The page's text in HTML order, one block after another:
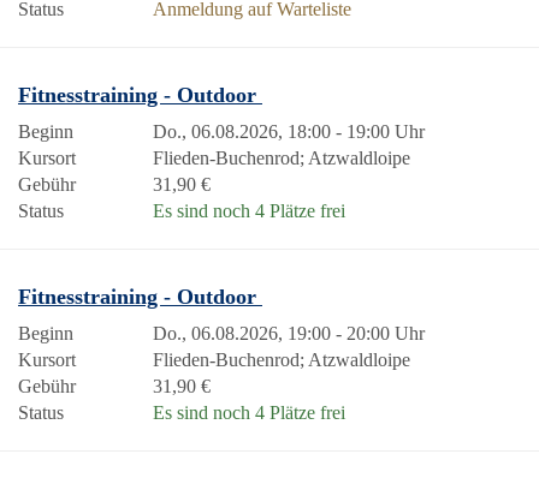
Status
Anmeldung auf Warteliste
Fitnesstraining - Outdoor
Beginn
Do., 06.08.2026, 18:00 - 19:00 Uhr
Kursort
Flieden-Buchenrod; Atzwaldloipe
Gebühr
31,90 €
Status
Es sind noch 4 Plätze frei
Fitnesstraining - Outdoor
Beginn
Do., 06.08.2026, 19:00 - 20:00 Uhr
Kursort
Flieden-Buchenrod; Atzwaldloipe
Gebühr
31,90 €
Status
Es sind noch 4 Plätze frei